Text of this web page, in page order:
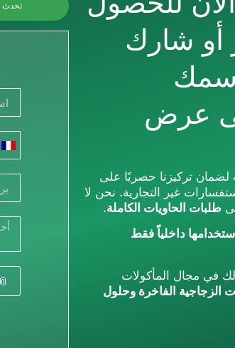
أو شارك
عرض
لضمان تركيزنا حصريًا على
غير التجارية. نحن لا
طلبات الحاويات الكاملة.
داخلياً فقط
في مجال المأكولات
الزجاجية الفاخرة وحلول
تحدث